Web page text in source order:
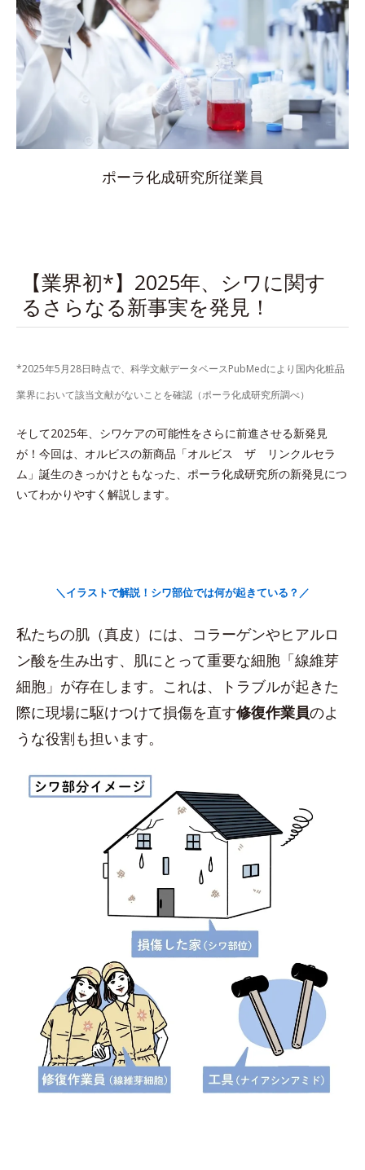
ポーラ化成研究所従業員
【業界初*】2025年、シワに関す
るさらなる新事実を発見！
*2025年5月28日時点で、科学文献データベースPubMedにより国内化粧品
業界において該当文献がないことを確認（ポーラ化成研究所調べ）
そして2025年、シワケアの可能性をさらに前進させる新発見
が！今回は、オルビスの新商品「オルビス ザ リンクルセラ
ム」誕生のきっかけともなった、ポーラ化成研究所の新発見につ
いてわかりやすく解説します。
＼イラストで解説！シワ部位では何が起きている？／
私たちの肌（真皮）には、コラーゲンやヒアルロ
ン酸を生み出す、肌にとって重要な細胞「線維芽
細胞」が存在します。これは、トラブルが起きた
際に現場に駆けつけて損傷を直す修復作業員のよ
うな役割も担います。